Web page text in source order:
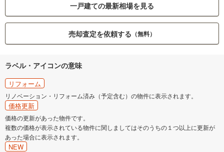
一戸建ての最新相場を見る
売却査定を依頼する （無料）
ラベル・アイコンの意味
リフォーム
リノベーション・リフォーム済み（予定含む）の物件に表示されます。
価格更新
価格の更新があった物件です。
複数の価格が表示されている物件に関しましてはそのうちの１つ以上に更新が
あった場合に表示されます。
NEW